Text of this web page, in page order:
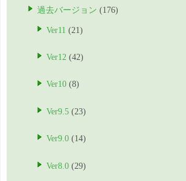
過去バージョン (176)
Ver11 (21)
Ver12 (42)
Ver10 (8)
Ver9.5 (23)
Ver9.0 (14)
Ver8.0 (29)